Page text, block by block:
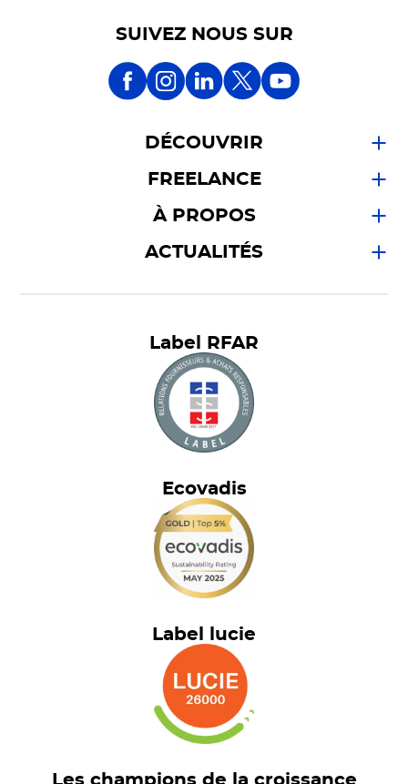
SUIVEZ NOUS SUR
DÉCOUVRIR
FREELANCE
À PROPOS
ACTUALITÉS
Label RFAR
Ecovadis
Label lucie